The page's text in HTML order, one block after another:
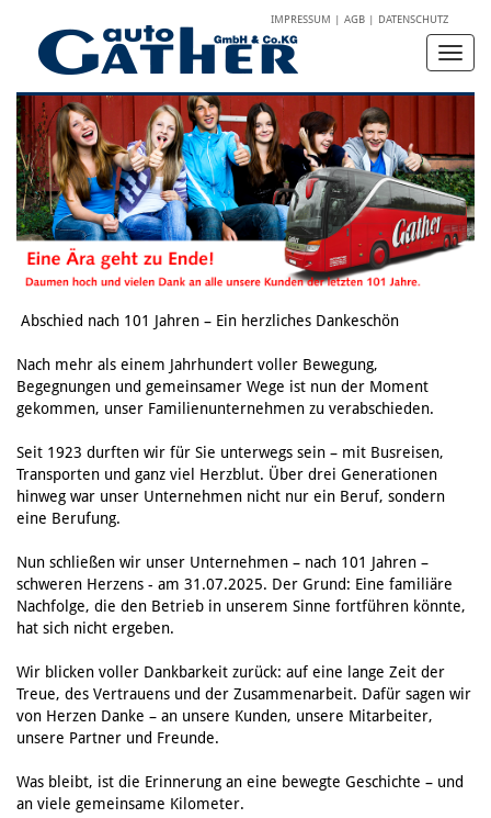
IMPRESSUM | AGB | DATENSCHUTZ
Abschied nach 101 Jahren – Ein herzliches Dankeschön
Nach mehr als einem Jahrhundert voller Bewegung,
Begegnungen und gemeinsamer Wege ist nun der Moment
gekommen, unser Familienunternehmen zu verabschieden.
Seit 1923 durften wir für Sie unterwegs sein – mit Busreisen,
Transporten und ganz viel Herzblut. Über drei Generationen
hinweg war unser Unternehmen nicht nur ein Beruf, sondern
eine Berufung.
Nun schließen wir unser Unternehmen – nach 101 Jahren –
schweren Herzens - am 31.07.2025. Der Grund: Eine familiäre
Nachfolge, die den Betrieb in unserem Sinne fortführen könnte,
hat sich nicht ergeben.
Wir blicken voller Dankbarkeit zurück: auf eine lange Zeit der
Treue, des Vertrauens und der Zusammenarbeit. Dafür sagen wir
von Herzen Danke – an unsere Kunden, unsere Mitarbeiter,
unsere Partner und Freunde.
Was bleibt, ist die Erinnerung an eine bewegte Geschichte – und
an viele gemeinsame Kilometer.